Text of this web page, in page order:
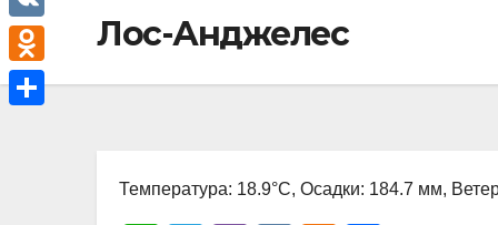
Лос-Анджелес
Температура: 18.9°C, Осадки: 184.7 мм,
A
l
e
g
i
b
e
V
K
O